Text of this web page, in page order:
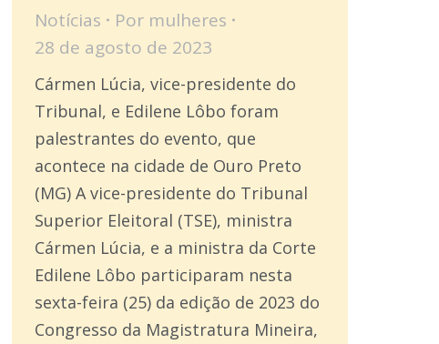
Notícias Por mulheres
28 de agosto de 2023
Cármen Lúcia, vice-presidente do
Tribunal, e Edilene Lôbo foram
palestrantes do evento, que
acontece na cidade de Ouro Preto
(MG) A vice-presidente do Tribunal
Superior Eleitoral (TSE), ministra
Cármen Lúcia, e a ministra da Corte
Edilene Lôbo participaram nesta
sexta-feira (25) da edição de 2023 do
Congresso da Magistratura Mineira,